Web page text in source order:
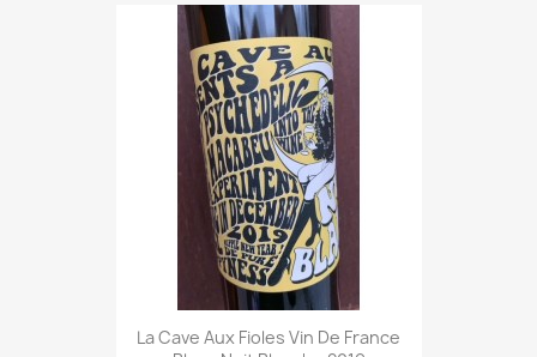
La Cave Aux Fioles Vin De France